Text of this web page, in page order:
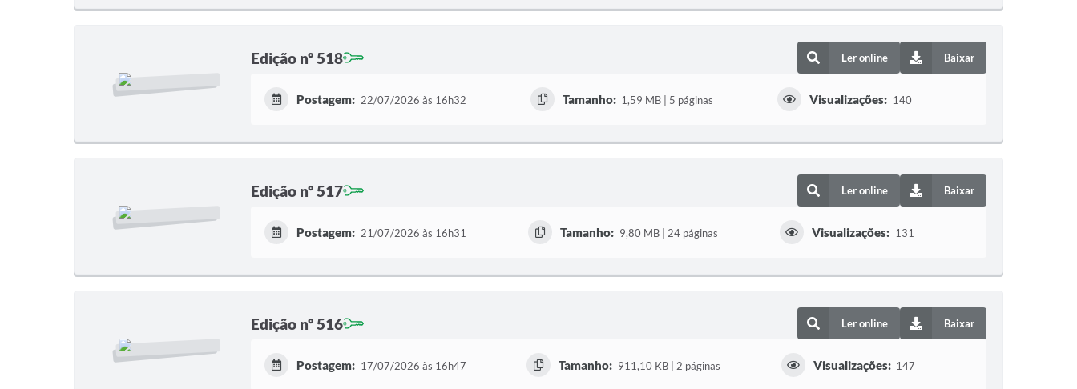
Edição nº 518 Ler online Baixar
Postagem: 22/07/2026 às 16h32 Tamanho: 1,59 MB | 5 páginas Visualizações: 140
Edição nº 517 Ler online Baixar
Postagem: 21/07/2026 às 16h31 Tamanho: 9,80 MB | 24 páginas Visualizações: 131
Edição nº 516 Ler online Baixar
Postagem: 17/07/2026 às 16h47 Tamanho: 911,10 KB | 2 páginas Visualizações: 147